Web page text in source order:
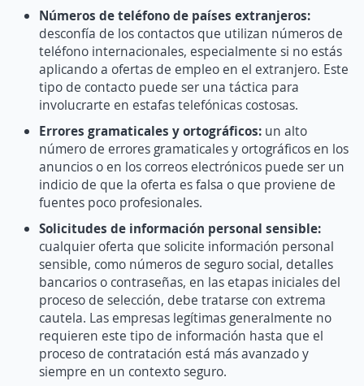
Números de teléfono de países extranjeros:
desconfía de los contactos que utilizan números de
teléfono internacionales, especialmente si no estás
aplicando a ofertas de empleo en el extranjero. Este
tipo de contacto puede ser una táctica para
involucrarte en estafas telefónicas costosas.
Errores gramaticales y ortográficos: un alto
número de errores gramaticales y ortográficos en los
anuncios o en los correos electrónicos puede ser un
indicio de que la oferta es falsa o que proviene de
fuentes poco profesionales.
Solicitudes de información personal sensible:
cualquier oferta que solicite información personal
sensible, como números de seguro social, detalles
bancarios o contraseñas, en las etapas iniciales del
proceso de selección, debe tratarse con extrema
cautela. Las empresas legítimas generalmente no
requieren este tipo de información hasta que el
proceso de contratación está más avanzado y
siempre en un contexto seguro.